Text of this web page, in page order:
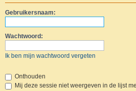
Gebruikersnaam:
Wachtwoord:
Ik ben mijn wachtwoord vergeten
Onthouden
Mij deze sessie niet weergeven in de lijst